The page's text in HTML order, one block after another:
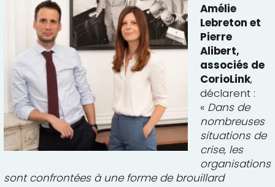
Amélie
Lebreton et
Pierre
Alibert,
associés de
CorioLink,
déclarent :
« Dans de
nombreuses
situations de
crise, les
organisations
sont confrontées à une forme de brouillard